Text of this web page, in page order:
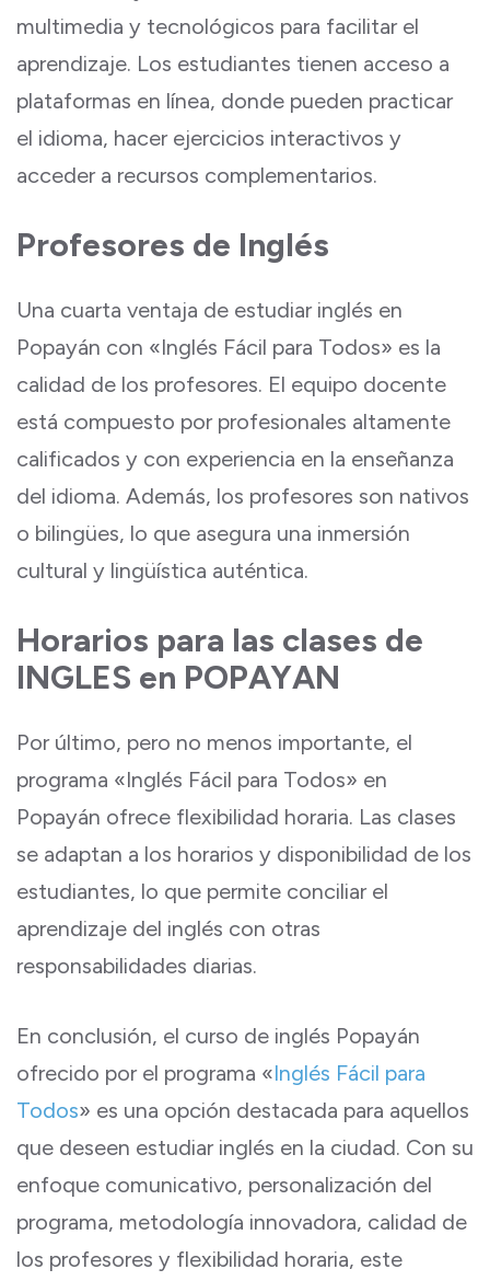
multimedia y tecnológicos para facilitar el
aprendizaje. Los estudiantes tienen acceso a
plataformas en línea, donde pueden practicar
el idioma, hacer ejercicios interactivos y
acceder a recursos complementarios.
Profesores de Inglés
Una cuarta ventaja de estudiar inglés en
Popayán con «Inglés Fácil para Todos» es la
calidad de los profesores. El equipo docente
está compuesto por profesionales altamente
calificados y con experiencia en la enseñanza
del idioma. Además, los profesores son nativos
o bilingües, lo que asegura una inmersión
cultural y lingüística auténtica.
Horarios para las clases de
INGLES en POPAYAN
Por último, pero no menos importante, el
programa «Inglés Fácil para Todos» en
Popayán ofrece flexibilidad horaria. Las clases
se adaptan a los horarios y disponibilidad de los
estudiantes, lo que permite conciliar el
aprendizaje del inglés con otras
responsabilidades diarias.
En conclusión, el curso de inglés Popayán
ofrecido por el programa «Inglés Fácil para
Todos» es una opción destacada para aquellos
que deseen estudiar inglés en la ciudad. Con su
enfoque comunicativo, personalización del
programa, metodología innovadora, calidad de
los profesores y flexibilidad horaria, este